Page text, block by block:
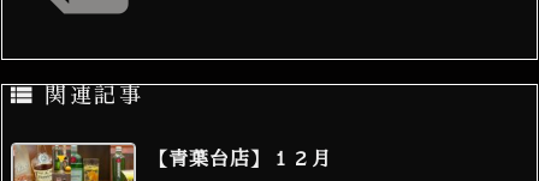
 関連記事
【青葉台店】１２月